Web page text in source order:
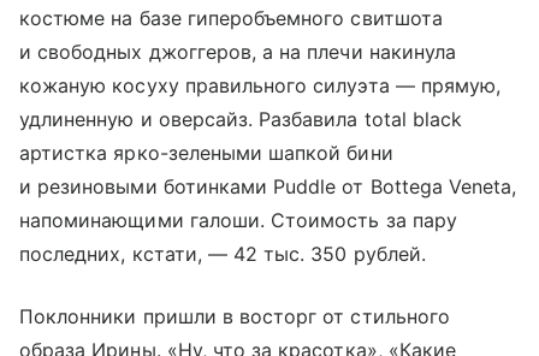
костюме на базе гиперобъемного свитшота
и свободных джоггеров, а на плечи накинула
кожаную косуху правильного силуэта — прямую,
удлиненную и оверсайз. Разбавила total black
артистка ярко-зелеными шапкой бини
и резиновыми ботинками Puddle от Bottega Veneta,
напоминающими галоши. Стоимость за пару
последних, кстати, — 42 тыс. 350 рублей.
Поклонники пришли в восторг от стильного
образа Ирины. «Ну, что за красотка», «Какие